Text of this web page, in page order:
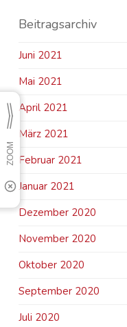
Beitragsarchiv
Juni 2021
Mai 2021
April 2021
März 2021
Februar 2021
Januar 2021
Dezember 2020
November 2020
Oktober 2020
September 2020
Juli 2020